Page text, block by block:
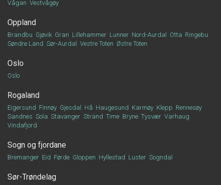
Vågan Vestvågøy
Oppland
Brandbu Gjøvik Gran Lillehammer Lunner Nord-Aurdal Otta Ringebu
Søndre Land Sør-Aurdal Vestre Toten Østre Toten
Oslo
Oslo
Rogaland
Eigersund Finnøy Gjesdal Hå Haugesund Karmøy Klepp Rennesøy
Sandnes Sola Stavanger Strand Time Bryne Tysvær Varhaug
Vindafjord
Sogn og fjordane
Bremanger Eid Førde Gloppen Hyllestad Luster Sogndal
Sør-Trøndelag